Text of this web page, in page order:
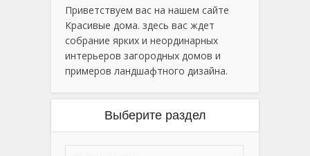
Приветствуем вас на нашем сайте
Красивые дома. здесь вас ждет
собрание ярких и неординарных
интерьеров загородных домов и
примеров ландшафтного дизайна.
Выберите раздел